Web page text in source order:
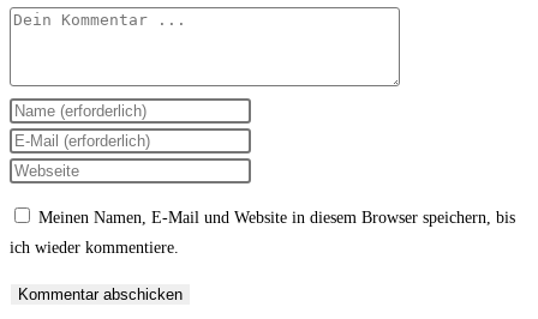
Kommentieren
Gib
deinen
Namen
Kommentieren
Gib
deine
zum
Gib
ein
Meinen Namen, E-Mail und Website in diesem Browser speichern, bis
ich wieder kommentiere.